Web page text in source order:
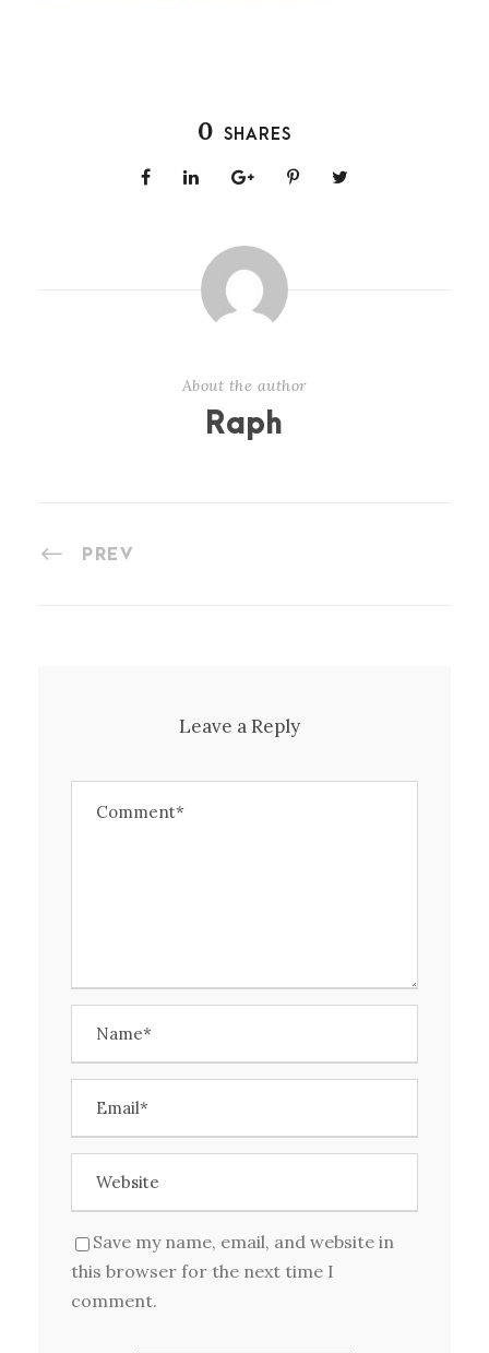
0 SHARES
About the author
Raph
PREV
Leave a Reply
Save my name, email, and website in
this browser for the next time I
comment.